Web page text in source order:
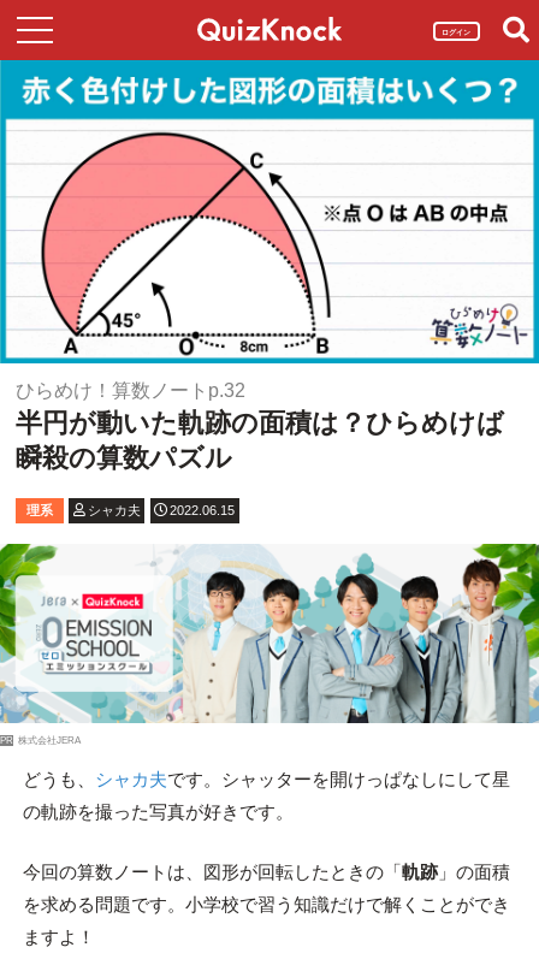
ログイン
ひらめけ！算数ノートp.32
半円が動いた軌跡の面積は？ひらめけば
瞬殺の算数パズル
理系 シャカ夫 2022.06.15
PR 株式会社JERA
どうも、 シャカ夫です。シャッターを開けっぱなしにして星
の軌跡を撮った写真が好きです。
今回の算数ノートは、図形が回転したときの「軌跡」の面積
を求める問題です。小学校で習う知識だけで解くことができ
ますよ！